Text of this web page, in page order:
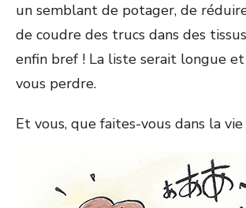
un semblant de potager, de
de coudre des trucs dans des
enfin bref ! La liste serait longue et
vous perdre.
Et vous, que faites-vous dans la vie